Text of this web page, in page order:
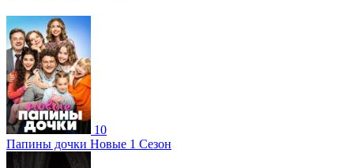
10
Папины дочки Новые 1 Сезон